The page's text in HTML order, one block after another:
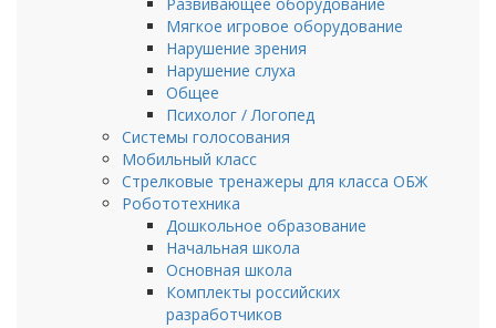
Мягкое игровое оборудование
Нарушение зрения
Нарушение слуха
Общее
Психолог / Логопед
Системы голосования
Мобильный класс
Стрелковые тренажеры для клаcса ОБЖ
Робототехника
Дошкольное образование
Начальная школа
Основная школа
Комплекты российских
разработчиков